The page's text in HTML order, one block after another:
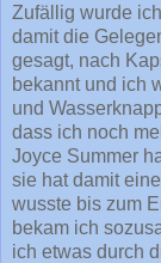
Zufällig wurde
damit die
gesagt, nach
bekannt und ich
und
dass ich noch
Joyce Summer
sie hat damit
wusste bis zum
bekam ich
ich etwas durch